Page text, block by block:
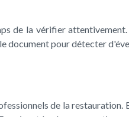
de la vérifier
document pour détecter
de la